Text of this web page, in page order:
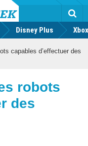
Disney Plus
capables d’effectuer des
robots
des
Youtube